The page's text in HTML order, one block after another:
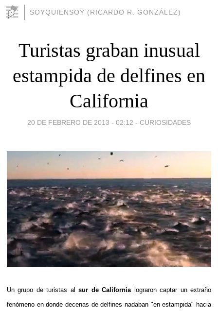
SOYQUIENSOY (RICARDO R. GONZÁLEZ)
Turistas graban inusual
estampida de delfines en
California
20 DE FEBRERO DE 2013 - 02:12 - CURIOSIDADES
Un grupo de turistas al sur de California lograron captar un extraño
fenómeno en donde decenas de delfines nadaban "en estampida" hacia